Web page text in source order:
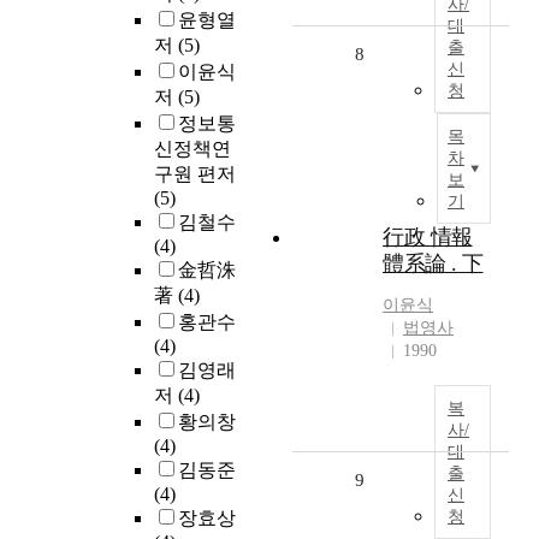
윤형열
저 (5)
이윤식
저 (5)
정보통
신정책연
구원 편저
(5)
김철수
(4)
金哲洙
著 (4)
홍관수
(4)
김영래
저 (4)
황의창
(4)
김동준
(4)
장효상
사/
대
출
신
청
목
차
보
기
8
行政 情報
體系論 . 下
이윤식
법영사
1990
복
사/
대
출
신
청
9